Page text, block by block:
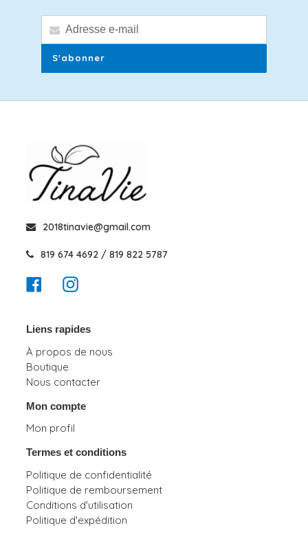
S'abonner
2018tinavie@gmail.com
819 674 4692 / 819 822 5787
FacebookInstagram
Liens rapides
À propos de nous
Boutique
Nous contacter
Mon compte
Mon profil
Termes et conditions
Politique de confidentialité
Politique de remboursement
Conditions d'utilisation
Politique d'expédition